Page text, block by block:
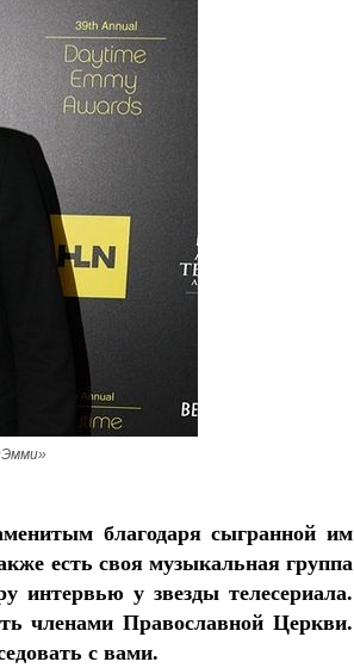
благодаря сыгранной им
есть своя музыкальная группа
интервью у звезды телесериала.
членами Православной Церкви.
с вами.